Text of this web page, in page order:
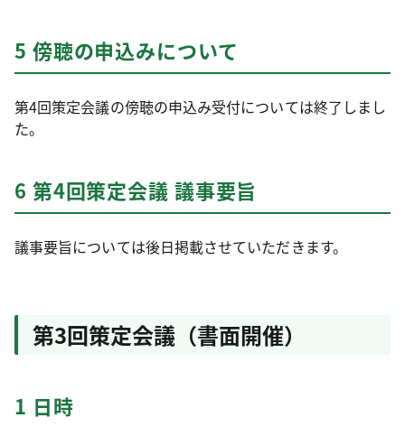
5 傍聴の申込みについて
第4回策定会議の傍聴の申込み受付については終了しまし
た。
6 第4回策定会議 議事要旨
議事要旨については後日掲載させていただきます。
第3回策定会議（書面開催）
1 日時